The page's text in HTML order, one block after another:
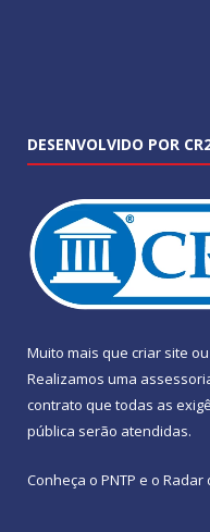
DESENVOLVIDO POR
Muito mais que criar site ou
Realizamos uma
contrato que todas as
pública serão atendidas.
Conheça o PNTP e o Radar